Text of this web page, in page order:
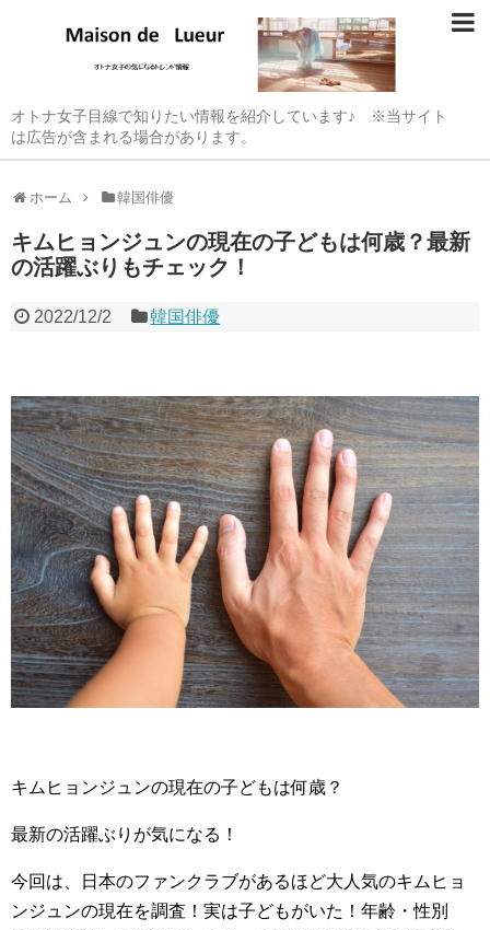
オトナ女子目線で知りたい情報を紹介しています♪ ※当サイト
は広告が含まれる場合があります。
ホーム 韓国俳優
キムヒョンジュンの現在の子どもは何歳？最新
の活躍ぶりもチェック！
2022/12/2 韓国俳優
キムヒョンジュンの現在の子どもは何歳？
最新の活躍ぶりが気になる！
今回は、日本のファンクラブがあるほど大人気のキムヒョ
ンジュンの現在を調査！実は子どもがいた！年齢・性別